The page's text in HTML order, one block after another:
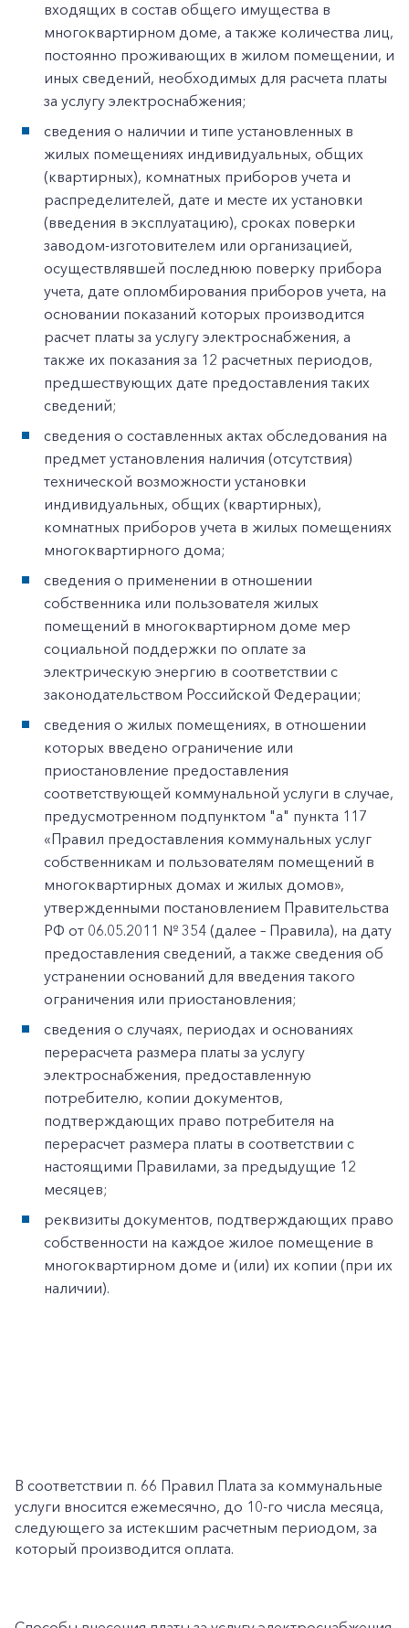
входящих в состав общего имущества в
многоквартирном доме, а также количества лиц,
постоянно проживающих в жилом помещении, и
иных сведений, необходимых для расчета платы
за услугу электроснабжения;
сведения о наличии и типе установленных в
жилых помещениях индивидуальных, общих
(квартирных), комнатных приборов учета и
распределителей, дате и месте их установки
(введения в эксплуатацию), сроках поверки
заводом-изготовителем или организацией,
осуществлявшей последнюю поверку прибора
учета, дате опломбирования приборов учета, на
основании показаний которых производится
расчет платы за услугу электроснабжения, а
также их показания за 12 расчетных периодов,
предшествующих дате предоставления таких
сведений;
сведения о составленных актах обследования на
предмет установления наличия (отсутствия)
технической возможности установки
индивидуальных, общих (квартирных),
комнатных приборов учета в жилых помещениях
многоквартирного дома;
сведения о применении в отношении
собственника или пользователя жилых
помещений в многоквартирном доме мер
социальной поддержки по оплате за
электрическую энергию в соответствии с
законодательством Российской Федерации;
сведения о жилых помещениях, в отношении
которых введено ограничение или
приостановление предоставления
соответствующей коммунальной услуги в случае,
предусмотренном подпунктом "а" пункта 117
«Правил предоставления коммунальных услуг
собственникам и пользователям помещений в
многоквартирных домах и жилых домов»,
утвержденными постановлением Правительства
РФ от 06.05.2011 № 354 (далее – Правила), на дату
предоставления сведений, а также сведения об
устранении оснований для введения такого
ограничения или приостановления;
сведения о случаях, периодах и основаниях
перерасчета размера платы за услугу
электроснабжения, предоставленную
потребителю, копии документов,
подтверждающих право потребителя на
перерасчет размера платы в соответствии с
настоящими Правилами, за предыдущие 12
месяцев;
реквизиты документов, подтверждающих право
собственности на каждое жилое помещение в
многоквартирном доме и (или) их копии (при их
наличии).
В соответствии п. 66 Правил Плата за коммунальные
услуги вносится ежемесячно, до 10-го числа месяца,
следующего за истекшим расчетным периодом, за
который производится оплата.